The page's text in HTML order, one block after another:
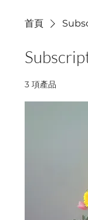
首頁
3 項產品